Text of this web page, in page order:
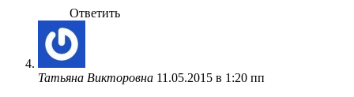
Ответить
Татьяна Викторовна 11.05.2015 в 1:20 пп